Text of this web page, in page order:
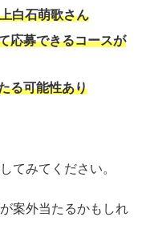
白石萌歌さん
応募できるコースが
る可能性あり
てみてください。
案外当たるかもしれ